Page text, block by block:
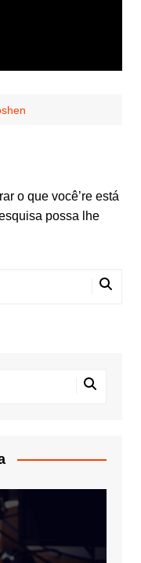
o que você’re está
possa lhe